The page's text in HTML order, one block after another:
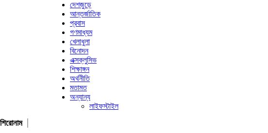
দেশজুড়ে
আন্তর্জাতিক
প্রবাস
গণমাধ্যম
খেলাধুলা
বিনোদন
এক্সক্লুসিভ
শিক্ষাঙ্গন
অর্থনীতি
মতামত
অন্যান্য
লাইফস্টাইল
শিরোনাম